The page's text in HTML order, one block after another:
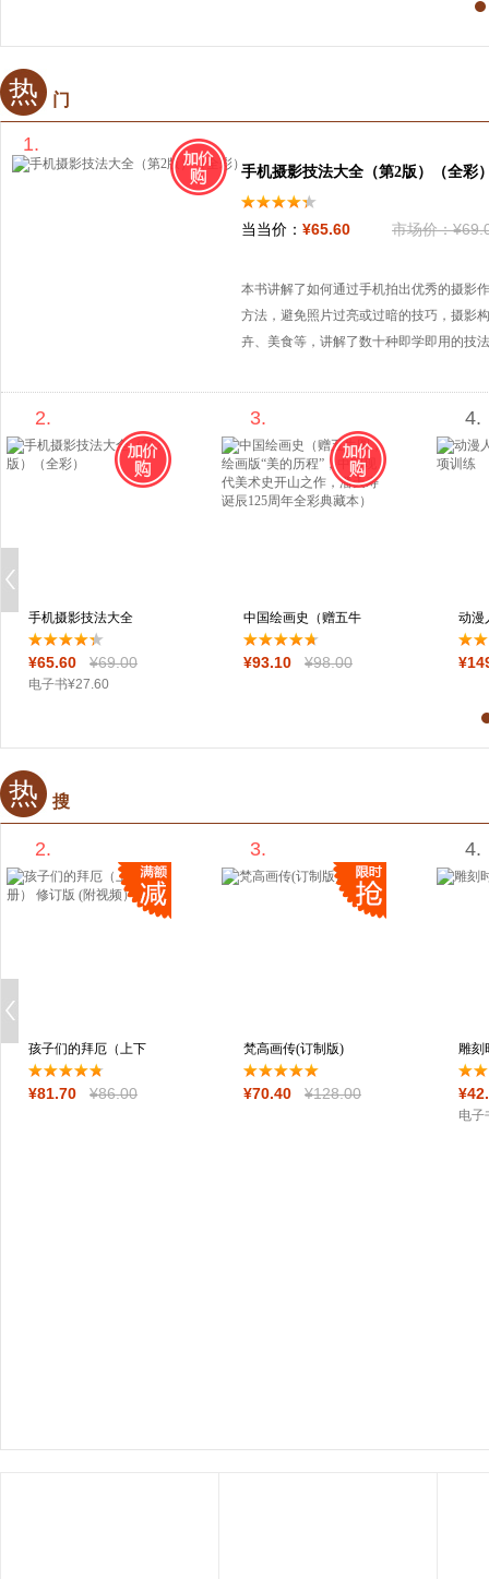
热 门
1.
手机摄影技法大全（第2版）（全彩
当当价： ¥65.60 市场价：¥69
本书讲解了如何通过手机拍出优秀的摄影
方法，避免照片过亮或过暗的技巧，摄影
卉、美食等，讲解了数十种即学即用的技
的，即使各位读者将摄影器材升级为单反
2.
手机摄影技法大全
（第2版）（全彩
¥65.60 ¥69.00
电子书¥27.60
3.
中国绘画史（赠五牛
图，绘画版“美
¥93.10 ¥98.00
4.
动漫
法专
¥
热 搜
2.
孩子们的拜厄（上下
两册） 修订版
¥81.70 ¥86.00
3.
梵高画传(订制版)
¥70.40 ¥128.00
4.
雕刻
¥42
电子